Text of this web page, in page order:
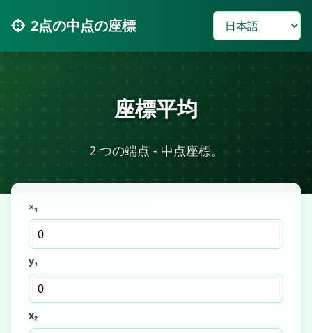
2点の中点の座標
座標平均
2 つの端点 - 中点座標。
×₁
y₁
x₂